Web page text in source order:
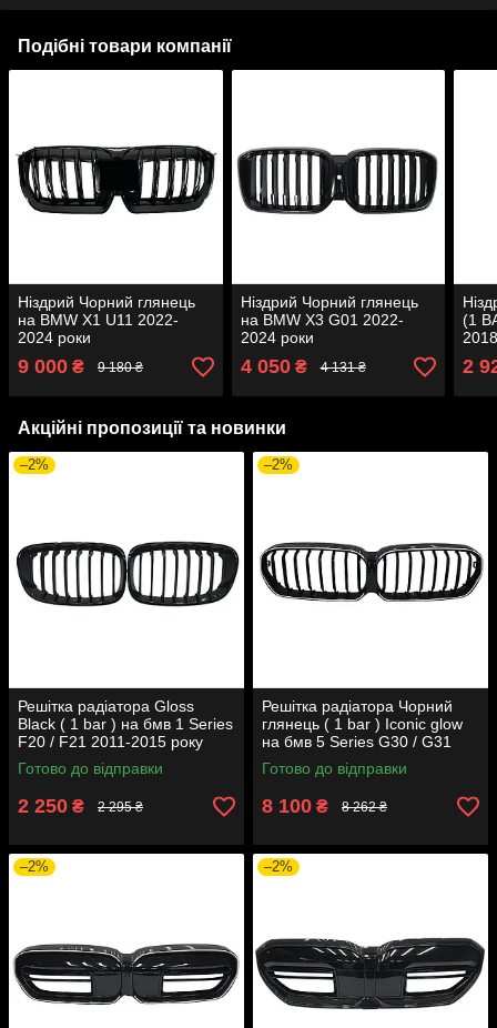
Подібні товари компанії
Ніздрий Чорний глянець
на BMW X1 U11 2022-
2024 роки
9 000 ₴ 9 180 ₴
Ніздрий Чорний глянець
на BMW X3 G01 2022-
2024 роки
4 050₴ 4 131 ₴
(1
2
Акційні пропозиції та новинки
–2%
Решітка радіатора Gloss
Black ( 1 bar ) на бмв 1 Series
F20 / F21 2011-2015 року
Готово до відправки
2 250 ₴ 2 295 ₴
–2%
Решітка радіатора Чорний
глянець ( 1 bar ) Iconic glow
на бмв 5 Series G30 / G31
2020-2023 року
Готово до відправки
8 100 ₴ 8 262 ₴
–2% –2%